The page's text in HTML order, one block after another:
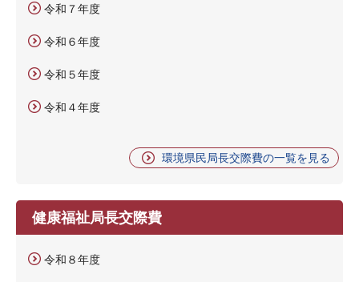
令和７年度
令和６年度
令和５年度
令和４年度
環境県民局長交際費の一覧を見る
健康福祉局長交際費
令和８年度